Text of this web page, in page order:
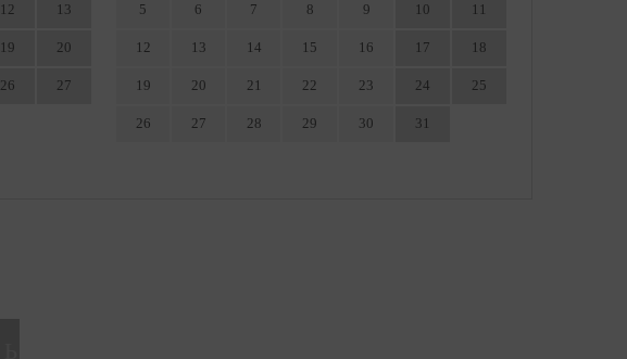
12 13
19 20
26 27
5 6 7 8 9 10 11
12 13 14 15 16 17 18
19 20 21 22 23 24 25
26 27 28 29 30 31